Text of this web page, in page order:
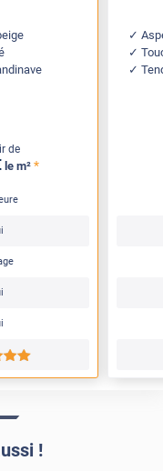
de
le m² *
*****
!